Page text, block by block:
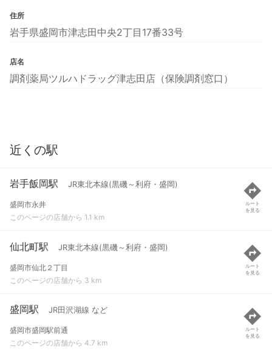
住所
岩手県盛岡市津志田中央2丁目17番33号
店名
調剤薬局ツルハドラッグ津志田店（保険調剤窓口）
近くの駅
岩手飯岡駅 JR東北本線(黒磯～利府・盛岡)
盛岡市永井
このページの店舗から 1.1 km
ルート
を見る
仙北町駅 JR東北本線(黒磯～利府・盛岡)
盛岡市仙北２丁目
このページの店舗から 3 km
ルート
を見る
盛岡駅 JR田沢湖線 など
盛岡市盛岡駅前通
このページの店舗から 4.7 km
ルート
を見る